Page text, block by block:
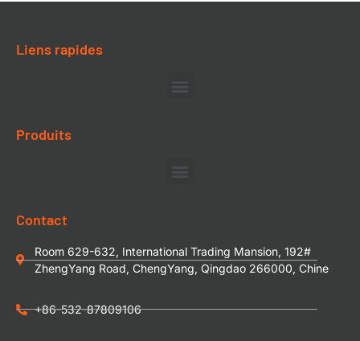
Liens rapides
Produits
Contact
Room 629-632, International Trading Mansion, 192#
ZhengYang Road, ChengYang, Qingdao 266000, Chine
+86-532-87809106